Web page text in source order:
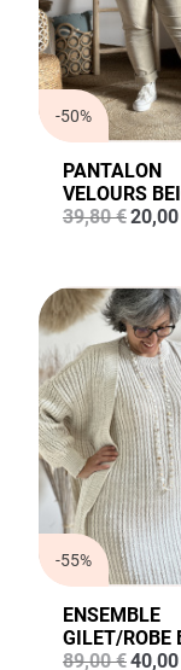
-50%
PANTALON
VELOURS
39,80€Le
était :
39,80
20,00
-55%
ENSEMBLE
GILET/ROBE
89,00€Le
40,00